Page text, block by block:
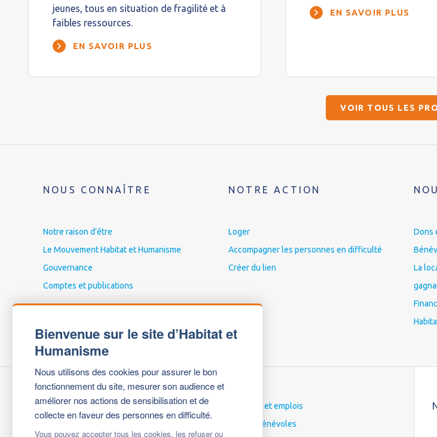
Bienvenue sur le site d’Habitat et
Humanisme
Nous utilisons des cookies pour assurer le bon
fonctionnement du site, mesurer son audience et
améliorer nos actions de sensibilisation et de
collecte en faveur des personnes en difficulté.
Vous pouvez accepter tous les cookies, les refuser ou
jeunes, tous en situation de fragilité et à
faibles ressources.
EN SAVOIR PLUS
EN SAVOIR PLUS
VOIR TOUS LES
NOUS CONNAÎTRE
Notre raison d’être
Le Mouvement Habitat et Humanisme
Gouvernance
Comptes et publications
NOTRE ACTION
Loger
Accompagner les personnes en difficulté
Créer du lien
Dons
La
Nous contacter
Carrières et emplois
Espace bénévoles